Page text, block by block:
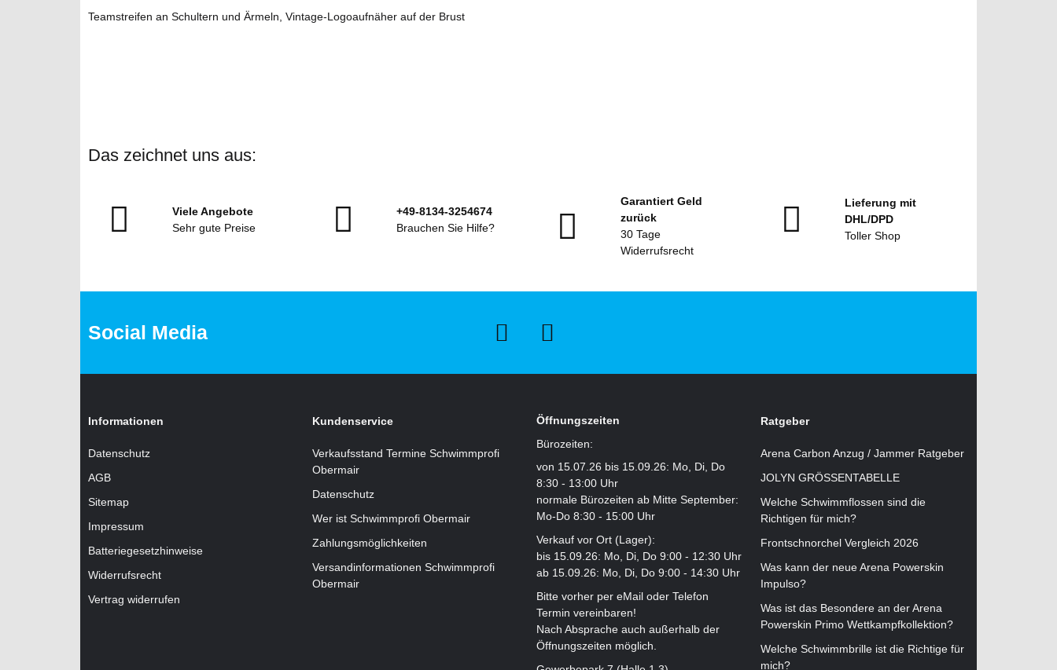
Teamstreifen an Schultern und Ärmeln, Vintage-Logoaufnäher auf der Brust
Das zeichnet uns aus:
Viele Angebote
Sehr gute Preise
+49-8134-3254674
Brauchen Sie Hilfe?
Garantiert Geld
zurück
30 Tage
Widerrufsrecht
Lieferung mit
DHL/DPD
Toller Shop
Social Media
Informationen
Datenschutz
AGB
Sitemap
Impressum
Batteriegesetzhinweise
Widerrufsrecht
Vertrag widerrufen
Kundenservice
Verkaufsstand Termine Schwimmprofi
Obermair
Datenschutz
Wer ist Schwimmprofi Obermair
Zahlungsmöglichkeiten
Versandinformationen Schwimmprofi
Obermair
Öffnungszeiten
Bürozeiten:
von 15.07.26 bis 15.09.26: Mo, Di, Do
8:30 - 13:00 Uhr
normale Bürozeiten ab Mitte September:
Mo-Do 8:30 - 15:00 Uhr
Verkauf vor Ort (Lager):
bis 15.09.26: Mo, Di, Do 9:00 - 12:30 Uhr
ab 15.09.26: Mo, Di, Do 9:00 - 14:30 Uhr
Bitte vorher per eMail oder Telefon
Termin vereinbaren!
Nach Absprache auch außerhalb der
Öffnungszeiten möglich.
Ratgeber
Arena Carbon Anzug / Jammer Ratgeber
JOLYN GRÖSSENTABELLE
Welche Schwimmflossen sind die
Richtigen für mich?
Frontschnorchel Vergleich 2026
Was kann der neue Arena Powerskin
Impulso?
Was ist das Besondere an der Arena
Powerskin Primo Wettkampfkollektion?
Welche Schwimmbrille ist die Richtige für
mich?